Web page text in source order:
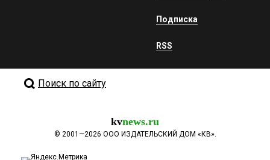
Подписка
RSS
Поиск по сайту
kvnews.ru
© 2001—2026 ООО ИЗДАТЕЛЬСКИЙ ДОМ «КВ».